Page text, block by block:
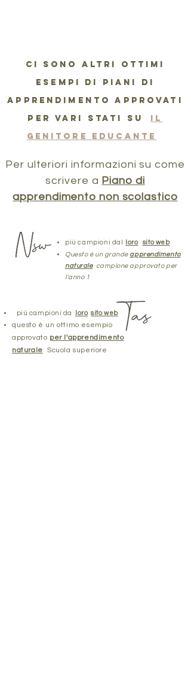
Ci sono altri ottimi
esempi di piani di
apprendimento approvati
per vari stati su
il
genitore educante
Per ulteriori informazioni su come
scrivere a Piano di
apprendimento non scolastico
più campioni dal loro
sito web
Questo è un grande apprendimento
naturale campione approvato per
l'anno 1
più campioni da loro sito web
questo è un ottimo esempio
approvato per l'apprendimento
naturale
Scuola superiore